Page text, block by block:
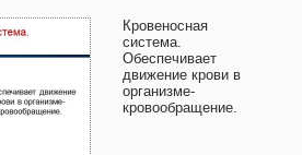
Кровеносная
система.
Обеспечивает
движение крови в
организме-
кровообращение.